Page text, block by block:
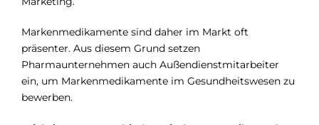
Markenmedikamente sind daher im Markt oft
präsenter. Aus diesem Grund setzen
Pharmaunternehmen auch Außendienstmitarbeiter
ein, um Markenmedikamente im Gesundheitswesen zu
bewerben.